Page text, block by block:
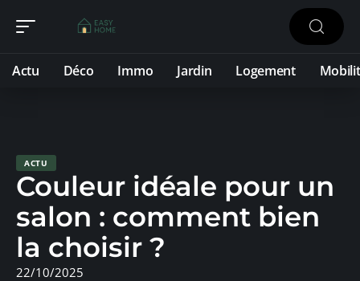
Actu Déco Immo Jardin Logement
ACTU
Couleur idéale pour un
salon : comment bien
la choisir ?
22/10/2025